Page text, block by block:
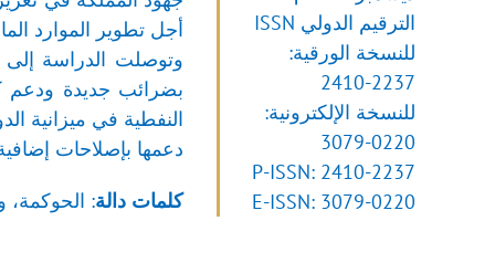
أجل تطوير الموارد
وتوصلت الدراسة إلى
بضرائب جديدة ودعم
النفطية في ميزانية
دعمها بإصلاحات
كلمات دالة: الحوكمة،
الترقيم الدولي ISSN
للنسخة الورقية:
2410-2237
للنسخة الإلكترونية:
3079-0220
P-ISSN: 2410-2237
E-ISSN: 3079-0220